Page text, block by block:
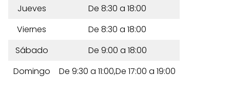
Jueves
De 8:30 a 18:00
Viernes
De 8:30 a 18:00
Sábado
De 9:00 a 18:00
Domingo
De 9:30 a 11:00,De 17:00 a 19:00